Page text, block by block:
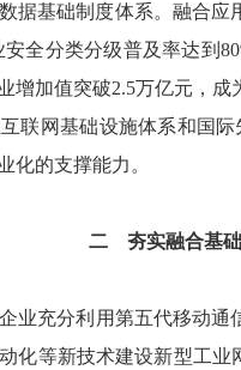
据基础制度体系。融合
全分类分级普及率达到
加值突破2.5万亿元，成
联网基础设施体系和国
化的支撑能力。
二 夯实融合基
业充分利用第五代移动通
化等新技术建设新型工业